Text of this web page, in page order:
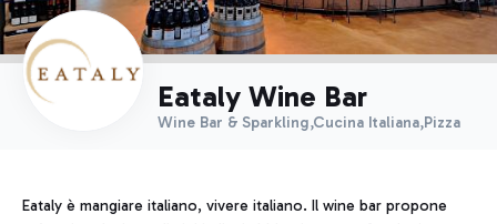
Eataly Wine Bar
Wine Bar & Sparkling,Cucina Italiana,Pizza
Eataly è mangiare italiano, vivere italiano. Il wine bar propone